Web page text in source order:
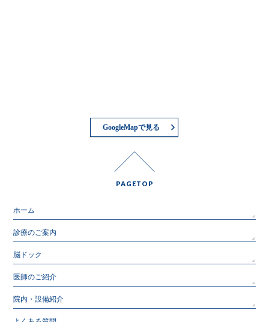
GoogleMapで見る
PAGETOP
ホーム
診療のご案内
脳ドック
医師のご紹介
院内・設備紹介